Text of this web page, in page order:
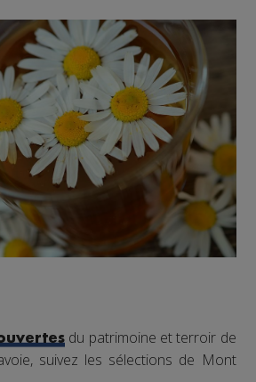
du patrimoine et terroir de
suivez les sélections de Mont